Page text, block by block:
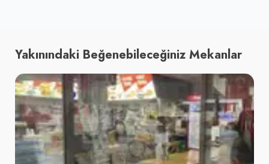
Yakınındaki Beğenebileceğiniz Mekanlar